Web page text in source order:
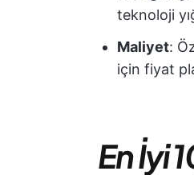
teknoloji
Maliyet:
için fiyat
En İyi